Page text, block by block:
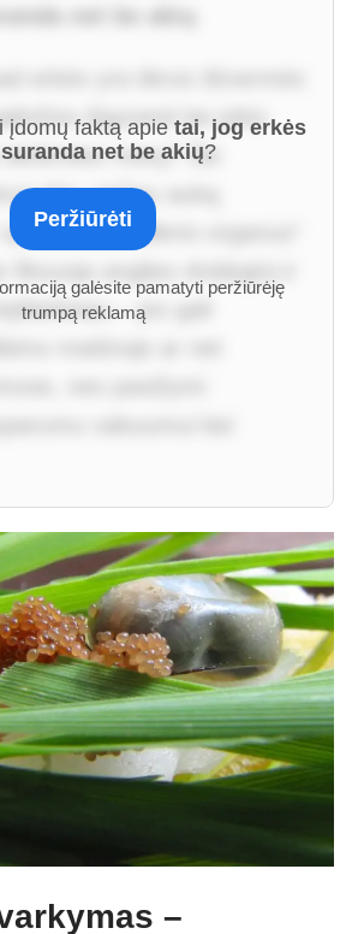
net be akių
išgyventi be jokio
dešimties metų? Šie
akių, tačiau auką
„Hallerio organus“
fiksuoja anglies dvideginį ir
– jos gali
įdomų faktą apie tai, jog erkės
net be akių?
Peržiūrėti
galėsite pamatyti peržiūrėję
trumpą reklamą
–